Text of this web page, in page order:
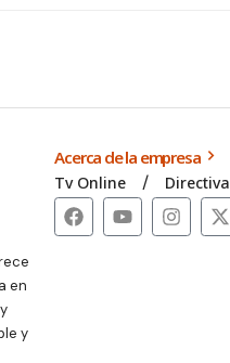
en
y
Acerca de la empresa
Tv Online Directiva